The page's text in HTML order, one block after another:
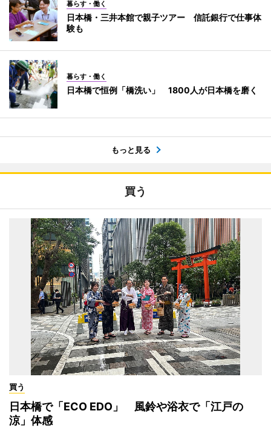
暮らす・働く
日本橋・三井本館で親子ツアー 信託銀行で仕事体
験も
暮らす・働く
日本橋で恒例「橋洗い」 1800人が日本橋を磨く
もっと見る
買う
買う
日本橋で「ECO EDO」 風鈴や浴衣で「江戸の
涼」体感